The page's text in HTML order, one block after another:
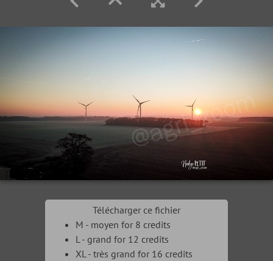
Télécharger ce fichier
M - moyen for 8 credits
L - grand for 12 credits
XL - très grand for 16 credits